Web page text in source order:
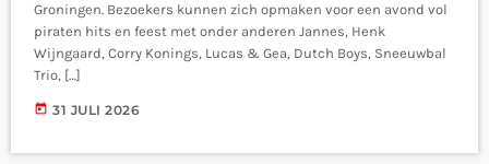
Groningen. Bezoekers kunnen zich opmaken voor een avond vol
piraten hits en feest met onder anderen Jannes, Henk
Wijngaard, Corry Konings, Lucas & Gea, Dutch Boys, Sneeuwbal
Trio, […]
today 31 JULI 2026